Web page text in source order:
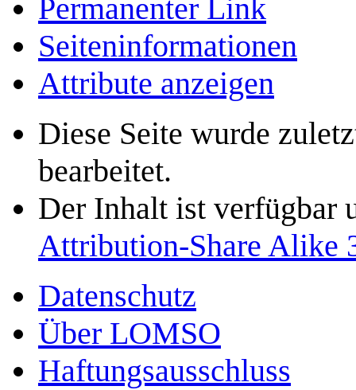
Permanenter Link
Seiten­­informationen
Attribute anzeigen
Diese Seite wurde
bearbeitet.
Der Inhalt ist verfügbar
Attribution-Share Alike
Datenschutz
Über LOMSO
Haftungsausschluss